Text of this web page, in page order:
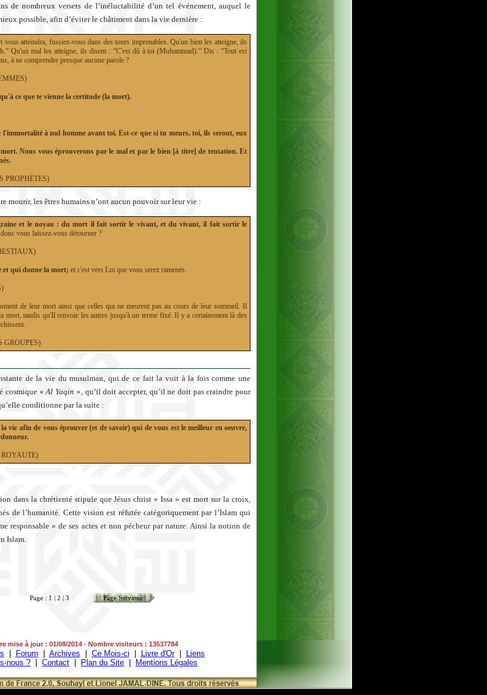
de nombreux versets de l’inéluctabilité d’un tel événement, auquel le
possible, afin d’éviter le châtiment dans la vie dernière :
atteindra, fussiez-vous dans des tours imprenables. Qu'un bien les atteigne, ils
Qu'un mal les atteigne, ils disent : “C'est dû à toi (Muhammad).” Dis : “Tout est
à ne comprendre presque aucune parole ?
ce que te vienne la certitude (la mort).
à nul homme avant toi. Est-ce que si tu meurs, toi, ils seront, eux
Nous vous éprouverons par le mal et par le bien [à titre] de tentation. Et
PROPHÈTES)
mourir, les êtres humains n’ont aucun pouvoir sur leur vie :
et le noyau : du mort il fait sortir le vivant, et du vivant, il fait sortir le
vous laissez-vous détourner ?
et qui donne la mort; et c'est vers Lui que vous serez ramenés.
de leur mort ainsi que celles qui ne meurent pas au cours de leur sommeil. Il
mort, tandis qu'Il renvoie les autres jusqu'à un terme fixé. Il y a certainement là des
GROUPES)
de la vie du musulman, qui de ce fait la voit à la fois comme une
cosmique «Al Yaqin », qu’il doit accepter, qu’il ne doit pas craindre pour
conditionne par la suite :
vie afin de vous éprouver (et de savoir) qui de vous est le meilleur en oeuvre,
dans la chrétienté stipule que Jésus christ « Issa » est mort sur la croix,
de l’humanité. Cette vision est réfutée catégoriquement par l’Islam qui
responsable » de ses actes et non pécheur par nature. Ainsi la notion de
Islam.
Page : 1 | 2 | 3 Page Suivante
mise à jour : 01/08/2014 - Nombre visiteurs : 13537784
| Forum | Archives | Ce Mois-ci | Livre d'Or| Liens
nous ? | Contact | Plan du Site | Mentions Légales